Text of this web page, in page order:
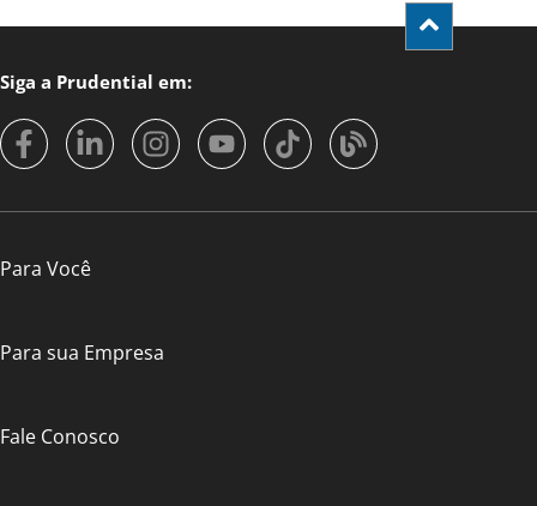
Siga a Prudential em:
Para Você
Para sua Empresa
Fale Conosco